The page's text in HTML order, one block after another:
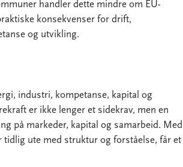
handler dette mindre om EU-
konsekvenser for drift,
og utvikling.
industri, kompetanse, kapital og
er ikke lenger et sidekrav, men en
på markeder, kapital og samarbeid. Med
tidlig ute med struktur og forståelse, får et